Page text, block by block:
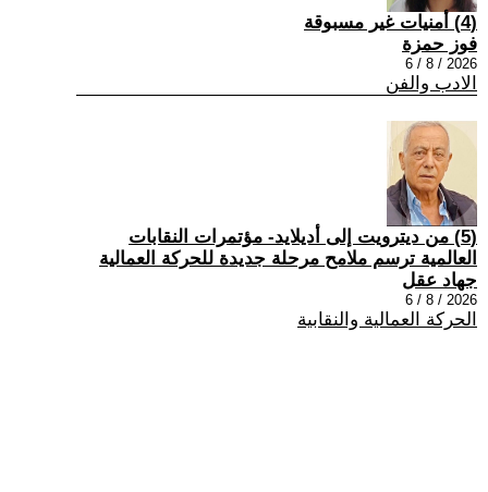
(4) أمنيات غير مسبوقة
فوز حمزة
2026 / 8 / 6
الادب والفن
(5) من ديترويت إلى أديلايد- مؤتمرات النقابات
العالمية ترسم ملامح مرحلة جديدة للحركة العمالية
جهاد عقل
2026 / 8 / 6
الحركة العمالية والنقابية